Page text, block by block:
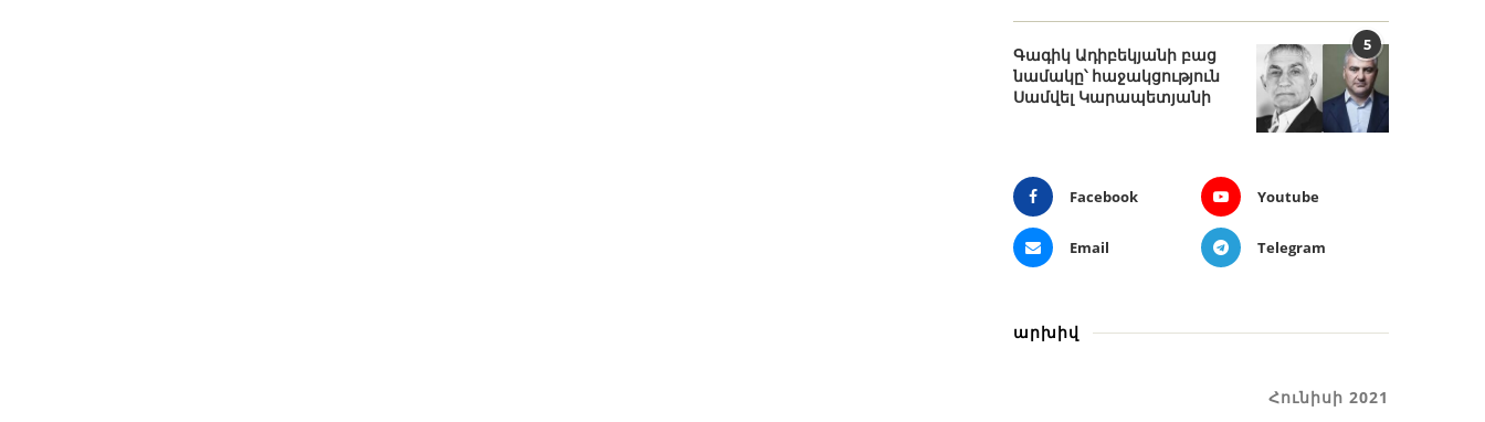
5
Գագիկ Ադիբեկյանի բաց
նամակը՝ հաջակցություն
Սամվել Կարապետյանի
Facebook Youtube
Email Telegram
արխիվ
Հունիսի 2021